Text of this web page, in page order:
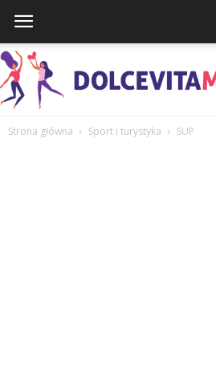
Strona główna Sport i turystyka SUP